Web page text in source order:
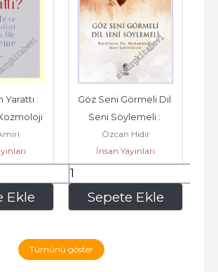
Ekle
Yarattı :
-
Sepete Ekle
Göz Seni Görmeli Dil
Seni Söylemeli :
Batılıların Hz.
Muhammed'e Dair...
Özcan Hıdır
İnsan Yayınları
232,50
Tümünü göster